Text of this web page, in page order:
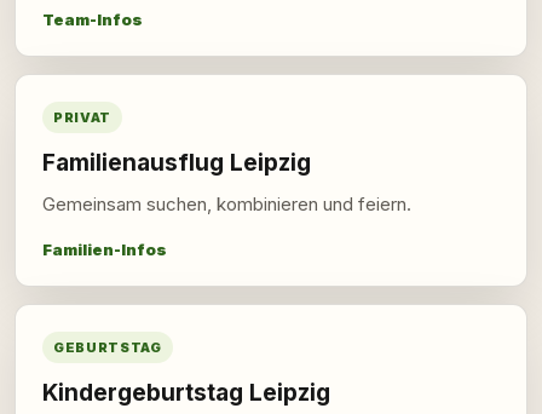
Team-Infos
PRIVAT
Familienausflug Leipzig
Gemeinsam suchen, kombinieren und feiern.
Familien-Infos
GEBURTSTAG
Kindergeburtstag Leipzig